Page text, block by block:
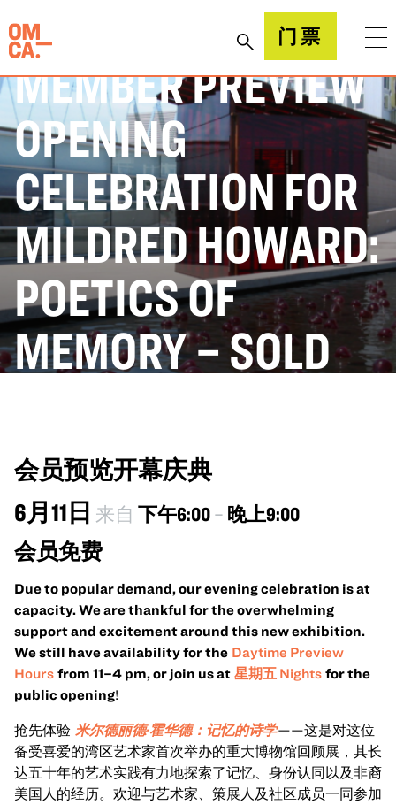
到
内
容
加州奥克兰博物馆(OMCA) 门票
MEMBER PREVIEW
OPENING
CELEBRATION FOR
MILDRED HOWARD:
POETICS OF
MEMORY – SOLD
会员预览开幕庆典
6月11日 来自 下午6:00– 晚上9:00
会员免费
Due to popular demand, our evening celebration is at
capacity. We are thankful for the overwhelming
support and excitement around this new exhibition.
We still have availability for the Daytime Preview
Hours from 11–4 pm, or join us at 星期五 Nights for the
public opening!
抢先体验 米尔德丽德·霍华德：记忆的诗学——这是对这位
备受喜爱的湾区艺术家首次举办的重大博物馆回顾展，其长
达五十年的艺术实践有力地探索了记忆、身份认同以及非裔
美国人的经历。欢迎与艺术家、策展人及社区成员一同参加